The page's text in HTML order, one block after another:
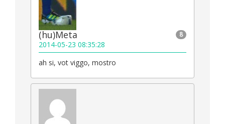
8
(hu)Meta
2014-05-23 08:35:28
ah si, vot viggo, mostro